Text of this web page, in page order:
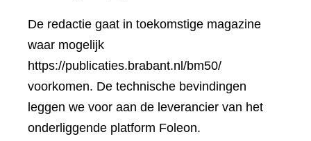
andere
website)
De redactie gaat in toekomstige magazine
waar mogelijk
https://publicaties.brabant.nl/bm50/
voorkomen. De technische bevindingen
leggen we voor aan de leverancier van het
onderliggende platform Foleon.